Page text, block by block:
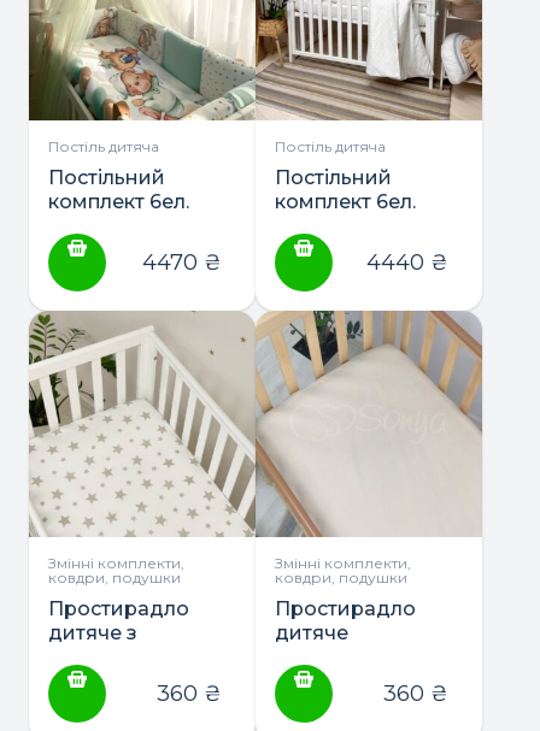
Постіль дитяча
Постільний
комплект 6ел.
Гаммі” ТМ
Маленька Соня
4470 ₴
Постіль дитяча
Постільний
комплект 6ел.
Маленька Соня
4440 ₴
Змінні комплекти,
ковдри, подушки
Простирадло
дитяче з
Маленька Соня
360 ₴
Змінні комплекти,
ковдри, подушки
Простирадло
дитяче
Маленькая Соня
360 ₴